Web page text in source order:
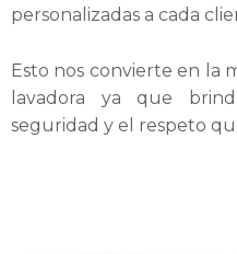
personalizadas a cada
Esto nos convierte en la
lavadora ya que
seguridad y el respeto